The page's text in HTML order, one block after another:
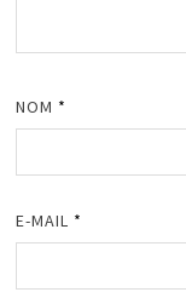
NOM *
E-MAIL *